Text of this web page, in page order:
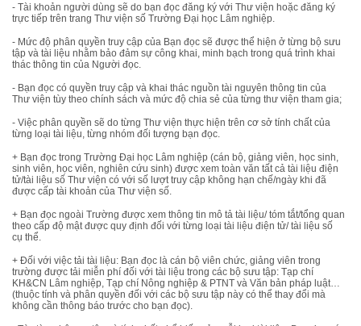
- Tài khoản người dùng sẽ do bạn đọc đăng ký với Thư viện hoặc đăng ký
trực tiếp trên trang Thư viện số Trường Đại học Lâm nghiệp.
- Mức độ phân quyền truy cập của Bạn đọc sẽ được thể hiện ở từng bộ sưu
tập và tài liệu nhằm bảo đảm sự công khai, minh bạch trong quá trình khai
thác thông tin của Người đọc.
- Bạn đọc có quyền truy cập và khai thác nguồn tài nguyên thông tin của
Thư viện tùy theo chính sách và mức độ chia sẻ của từng thư viện tham gia;
- Việc phân quyền sẽ do từng Thư viện thực hiện trên cơ sở tính chất của
từng loại tài liệu, từng nhóm đối tượng bạn đọc.
+ Bạn đọc trong Trường Đại học Lâm nghiệp (cán bộ, giảng viên, học sinh,
sinh viên, học viên, nghiên cứu sinh) được xem toàn văn tất cả tài liệu điện
tử/tài liệu số Thư viện có với số lượt truy cập không hạn chế/ngày khi đã
được cấp tài khoản của Thư viện số.
+ Bạn đọc ngoài Trường được xem thông tin mô tả tài liệu/ tóm tắt/tổng quan
theo cấp độ mật được quy định đối với từng loại tài liệu điện tử/ tài liệu số
cụ thể.
+ Đối với việc tải tài liệu: Bạn đọc là cán bộ viên chức, giảng viên trong
trường được tải miễn phí đối với tài liệu trong các bộ sưu tập: Tạp chí
KH&CN Lâm nghiệp, Tạp chí Nông nghiệp & PTNT và Văn bản pháp luật…
(thuộc tính và phân quyền đối với các bộ sưu tập này có thể thay đổi mà
không cần thông báo trước cho bạn đọc).